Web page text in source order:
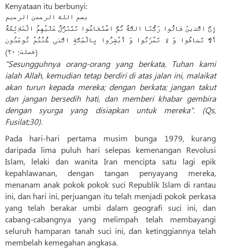
Kenyataan itu berbunyi:
بسم الله الرحمن الرحیم
إِنَّ الَّذینَ قالُوا رَبُّنَا اللَّهُ ثُمَّ اسْتَقامُوا تَتَنَزَّلُ عَلَیْهِمُ الْمَلائِکَةُ
أَلاَّ تَخافُوا وَ لا تَحْزَنُوا وَ أَبْشِرُوا بِالْجَنَّةِ الَّتی‏ کُنْتُمْ تُوعَدُون‏
(فصلت: ۳۰)
"Sesungguhnya orang-orang yang berkata, Tuhan kami
ialah Allah, kemudian tetap berdiri di atas jalan ini, malaikat
akan turun kepada mereka; dengan berkata; jangan takut
dan jangan bersedih hati, dan memberi khabar gembira
dengan syurga yang disiapkan untuk mereka". (Qs,
Fusilat;30).
Pada hari-hari pertama musim bunga 1979, kurang
daripada lima puluh hari selepas kemenangan Revolusi
Islam, lelaki dan wanita Iran mencipta satu lagi epik
kepahlawanan, dengan tangan penyayang mereka,
menanam anak pokok pokok suci Republik Islam di rantau
ini, dan hari ini, perjuangan itu telah menjadi pokok perkasa
yang telah berakar umbi dalam geografi suci ini, dan
cabang-cabangnya yang melimpah telah membayangi
seluruh hamparan tanah suci ini, dan ketinggiannya telah
membelah kemegahan angkasa.